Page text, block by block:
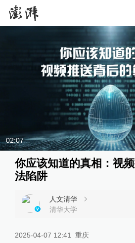
02:07
你应该知道的真相：视
法陷阱
人文清华
清华大学
2025-04-07 12:41 重庆